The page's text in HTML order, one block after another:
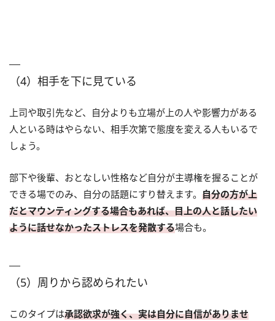
（4）相手を下に見ている
上司や取引先など、自分よりも立場が上の人や影響力がある
人といる時はやらない、相手次第で態度を変える人もいるで
しょう。
部下や後輩、おとなしい性格など自分が主導権を握ることが
できる場でのみ、自分の話題にすり替えます。 自分の方が上
だとマウンティングする場合もあれば、目上の人と話したい
ように話せなかったストレスを発散する場合も。
（5）周りから認められたい
このタイプは承認欲求が強く、実は自分に自信がありませ